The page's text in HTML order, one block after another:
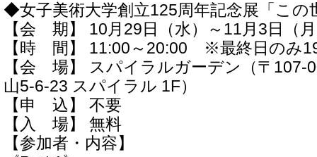
◆女子美術大学創立125周年記念展「この
【会 期】 10月29日（水）～11月3日（
【時 間】 11:00～20:00 ※最終日のみ
【会 場】 スパイラルガーデン（〒107-
山5-6-23 スパイラル 1F）
【申 込】 不要
【入 場】 無料
【参加者・内容】